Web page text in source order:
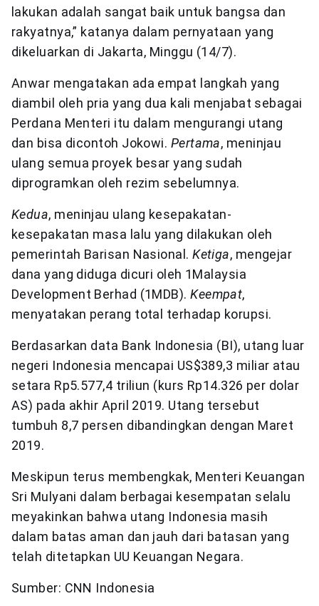
lakukan adalah sangat baik untuk bangsa dan
rakyatnya,” katanya dalam pernyataan yang
dikeluarkan di Jakarta, Minggu (14/7).
Anwar mengatakan ada empat langkah yang
diambil oleh pria yang dua kali menjabat sebagai
Perdana Menteri itu dalam mengurangi utang
dan bisa dicontoh Jokowi. Pertama, meninjau
ulang semua proyek besar yang sudah
diprogramkan oleh rezim sebelumnya.
Kedua, meninjau ulang kesepakatan-
kesepakatan masa lalu yang dilakukan oleh
pemerintah Barisan Nasional.Ketiga, mengejar
dana yang diduga dicuri oleh 1Malaysia
Development Berhad (1MDB).Keempat,
menyatakan perang total terhadap korupsi.
Berdasarkan data Bank Indonesia (BI), utang luar
negeri Indonesia mencapai US$389,3 miliar atau
setara Rp5.577,4 triliun (kurs Rp14.326 per dolar
AS) pada akhir April 2019. Utang tersebut
tumbuh 8,7 persen dibandingkan dengan Maret
2019.
Meskipun terus membengkak, Menteri Keuangan
Sri Mulyani dalam berbagai kesempatan selalu
meyakinkan bahwa utang Indonesia masih
dalam batas aman dan jauh dari batasan yang
telah ditetapkan UU Keuangan Negara.
Sumber: CNN Indonesia